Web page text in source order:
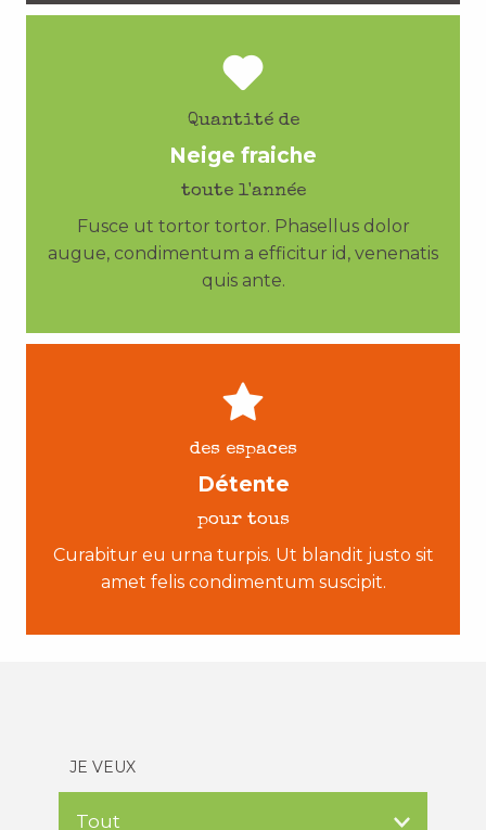
Quantité de
Neige fraiche
toute l'année
Fusce ut tortor tortor. Phasellus dolor
augue, condimentum a efficitur id, venenatis
quis ante.
des espaces
Détente
pour tous
Curabitur eu urna turpis. Ut blandit justo sit
amet felis condimentum suscipit.
JE VEUX